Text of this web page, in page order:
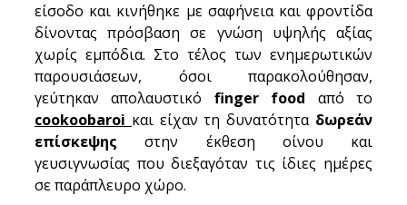
είσοδο και κινήθηκε με σαφήνεια και φροντίδα
δίνοντας πρόσβαση σε γνώση υψηλής αξίας
χωρίς εμπόδια. Στο τέλος των ενημερωτικών
παρουσιάσεων, όσοι παρακολούθησαν,
γεύτηκαν απολαυστικό finger food
cookoobaroi και είχαν τη δυνατότητα δωρεάν
επίσκεψης στην έκθεση οίνου και
γευσιγνωσίας που διεξαγόταν τις ίδιες ημέρες
σε παράπλευρο χώρο.